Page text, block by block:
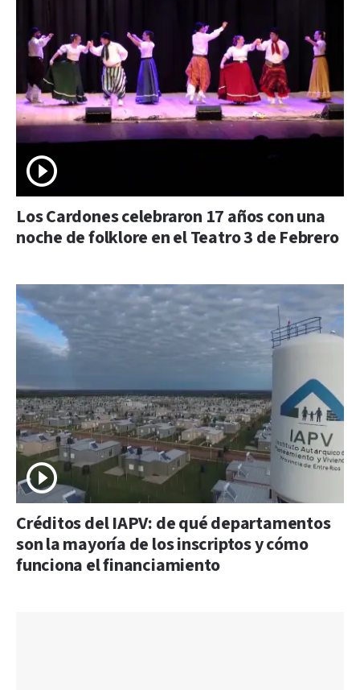
Los Cardones celebraron 17 años con una
noche de folklore en el Teatro 3 de Febrero
Créditos del IAPV: de qué departamentos
son la mayoría de los inscriptos y cómo
funciona el financiamiento